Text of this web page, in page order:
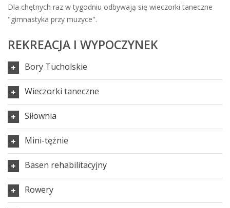
Dla chętnych raz w tygodniu odbywają się wieczorki taneczne
"gimnastyka przy muzyce".
REKREACJA I WYPOCZYNEK
Bory Tucholskie
Wieczorki taneczne
Siłownia
Mini-tężnie
Basen rehabilitacyjny
Rowery